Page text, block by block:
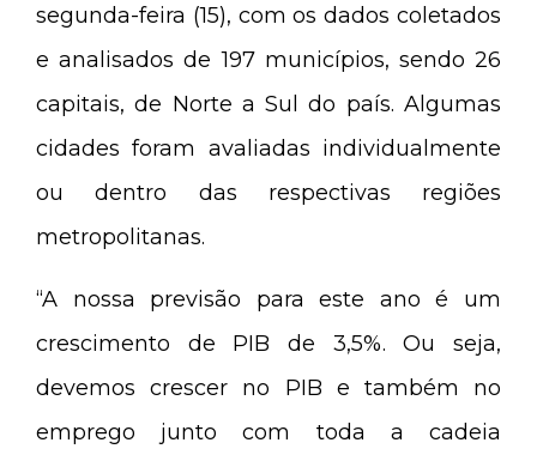
segunda-feira (15), com os dados coletados
e analisados de 197 municípios, sendo 26
capitais, de Norte a Sul do país. Algumas
cidades foram avaliadas individualmente
ou dentro das respectivas regiões
metropolitanas.
“A nossa previsão para este ano é um
crescimento de PIB de 3,5%. Ou seja,
devemos crescer no PIB e também no
emprego junto com toda a cadeia